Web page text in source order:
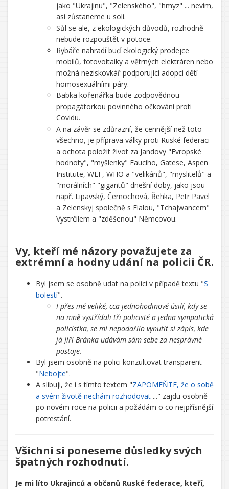
jako "Ukrajinu", "Zelenského", "hmyz" ... nevím,
asi zůstaneme u soli.
Sůl se ale, z ekologických důvodů, rozhodně
nebude rozpouštět v potoce.
Rybáře nahradí buď ekologický prodejce
mobilů, fotovoltaiky a větrných elektráren nebo
možná neziskovkář podporující adopci dětí
homosexuálními páry.
Babka kořenářka bude zodpovědnou
propagátorkou povinného očkování proti
Covidu.
A na závěr se zdůrazní, že cennější než toto
všechno, je příprava války proti Ruské federaci
a ochota položit život za Jandovy "Evropské
hodnoty", "myšlenky" Fauciho, Gatese, Aspen
Institute, WEF, WHO a "velikánů", "myslitelů" a
"morálních" "gigantů" dnešní doby, jako jsou
např. Lipavský, Černochová, Řehka, Petr Pavel
a Zelenskyj společně s Fialou, "Tchajwancem"
Vystrčilem a "zděšenou" Němcovou.
Vy, kteří mé názory považujete za
extrémní a hodny udání na policii ČR.
Byl jsem se osobně udat na polici v případě textu "S
bolestí".
I přes mé veliké, cca jednohodinové úsilí, kdy se
na mně vystřídali tři policisté a jedna sympatická
policistka, se mi nepodařilo vynutit si zápis, kde
já Jiří Bránka udávám sám sebe za nesprávné
postoje.
Byl jsem osobně na polici konzultovat transparent
"Nebojte".
A slibuji, že i s tímto textem "ZAPOMEŇTE, že o sobě
a svém životě nechám rozhodovat ..." zajdu osobně
po novém roce na policii a požádám o co nejpřísnější
potrestání.
Všichni si poneseme důsledky svých
špatných rozhodnutí.
Je mi líto Ukrajinců a občanů Ruské federace, kteří,